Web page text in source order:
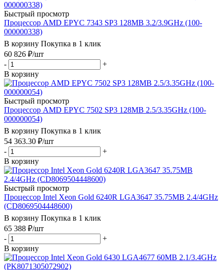
Быстрый просмотр
Процессор AMD EPYC 7343 SP3 128MB 3.2/3.9GHz (100-
000000338)
В корзину Покупка в 1 клик
60 826 ₽/шт
-
+
В корзину
Быстрый просмотр
Процессор AMD EPYC 7502 SP3 128MB 2.5/3.35GHz (100-
000000054)
В корзину Покупка в 1 клик
54 363.30 ₽/шт
-
+
В корзину
Быстрый просмотр
Процессор Intel Xeon Gold 6240R LGA3647 35.75MB 2.4/4GHz
(CD8069504448600)
В корзину Покупка в 1 клик
65 388 ₽/шт
-
+
В корзину